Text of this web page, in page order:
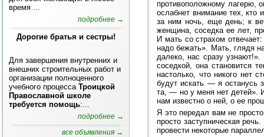
время ...
подробнее →
Дорогие братья и сестры!
Для завершения внутренних и
внешних строительных работ и
организации полноценного
учебного процесса Троицкой
Православной школе
требуется помощь:...
подробнее →
все объявления →
противоположному лагерю,
ослабнет внимание тех, кто
за ним ночь, еще день; к
женщина, соседка ее лет,
И мать со страхом
надо бежать». Мать, глядя
далеко, нас сразу
соседкой, она становится
настолько, что никого нет
будут искать — я останусь
та, — но у меня нет детей».
нам известно о ней, о ее
Я это передал вам не просто
просто заступническая
провести некоторые